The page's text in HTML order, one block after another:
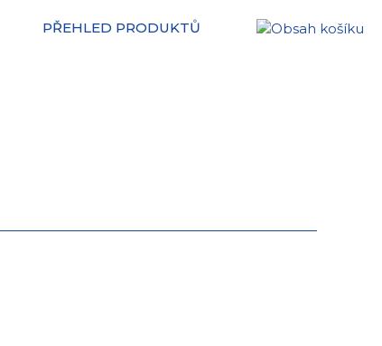
PŘEHLED PRODUKTŮ